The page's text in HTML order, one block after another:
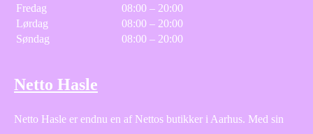
Fredag
08:00 – 20:00
Lørdag
08:00 – 20:00
Søndag
08:00 – 20:00
Netto Hasle
Netto Hasle er endnu en af Nettos butikker i Aarhus. Med sin